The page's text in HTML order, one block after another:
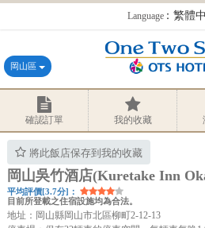
Language：繁體
岡山區
確認訂單 我的收藏
將此飯店保存到我的收藏
岡山吳竹酒店(Kuretake Inn
平均評價[3.7分]：
目前所登載之住宿設施均為合法。
地址：岡山縣岡山市北區柳町2-12-13